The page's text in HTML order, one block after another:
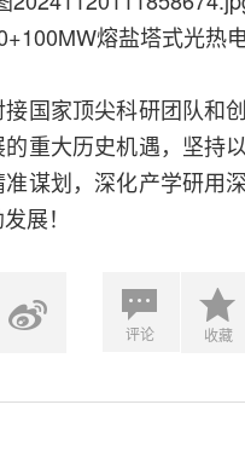
熔盐塔式光热
国家顶尖科研团队和创
重大历史机遇，坚持
谋划，深化产学研用深
展！
评论 收藏